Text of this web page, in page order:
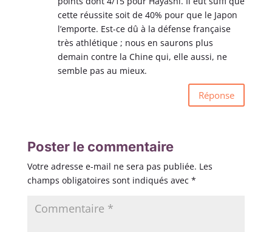
cette réussite soit de 40% pour que le Japon
l’emporte. Est-ce dû à la défense française
très athlétique ; nous en saurons plus
demain contre la Chine qui, elle aussi, ne
semble pas au mieux.
Réponse
Poster le commentaire
Votre adresse e-mail ne sera pas publiée. Les
champs obligatoires sont indiqués avec *